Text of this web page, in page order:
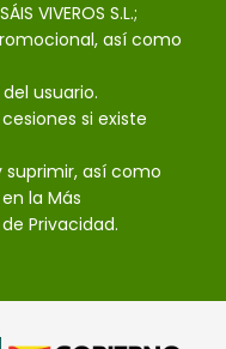
VIVEROS S.L.;
así como
usuario.
si existe
así como
la Más
Privacidad.